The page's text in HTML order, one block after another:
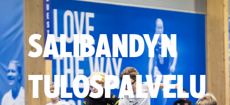
SALIBANDYN
TULOSPALVELU